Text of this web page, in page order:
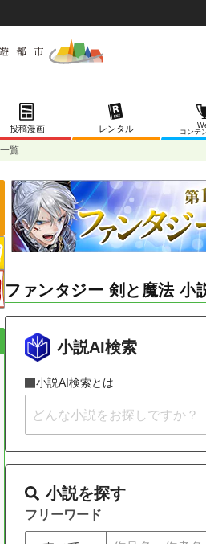
投稿漫画 レンタル
コンテ
覧
ファンタジー 剣と魔法 小
小説AI検索
小説AI検索とは
小説を探す
フリーワード